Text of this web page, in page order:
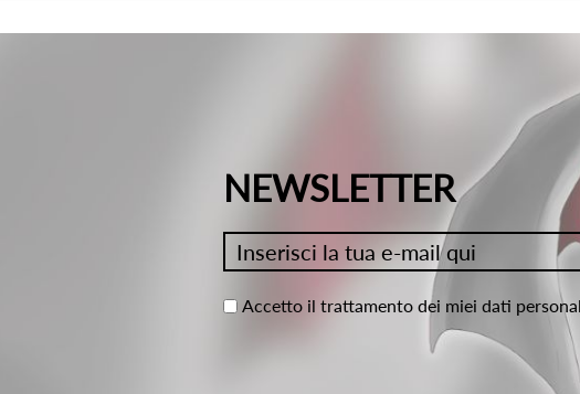
NEWSLETTER
Accetto il trattamento dei miei dati